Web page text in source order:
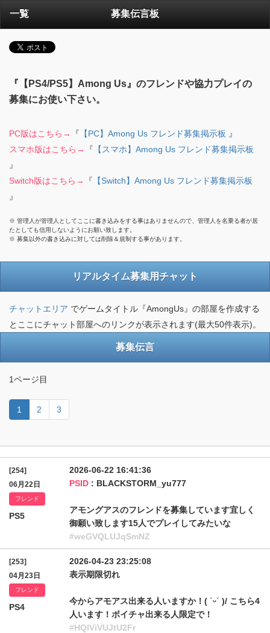
一覧 募集伝言板
『【PS4/PS5】Among Us』のフレンドや協力プレイの
募集にお使い下さい。
PC版はこちら→ 『 【PC】Among Us フレンド募集掲示板 』
スマホ版はこちら→
『 【スマホ】Among Us フレンド募集掲示板
』
Switch版はこちら→
『 【Switch】Among Us フレンド募集掲示板
』
※ 管理人が管理人としてここに書き込みをする事はありませんので、管理人を名乗る者が居
たとしても信用しないようにお願い致します。
※ 募集以外の書き込みに対しては削除＆規制する事があります。
リアルタイム募集用チャット
チャットエリア でゲームタイトル『AmongUs』の部屋を作成する
とここにチャット部屋へのリンクが表示されます(最大50件表示)。
募集伝言
1ページ目
1 2 3
[254]
06月22日
フレンド
PS5
2026-06-22 16:41:36
PSID : BLACKSTORM_yu777
アモングアスのフレンドを募集しています宜しく
御願い致します15人でプレイしてみたいな
#weGVQLUJqSmNZ
[253]
04月23日
フレンド
PS4
2026-04-23 23:25:08
表示期限切れ
今からアモアス出来る人いますか！( ˙ᵕ˙ )/ こちら4
人います！ボイチャ出来る人限定で！
#HQlViVUJtU2Fr